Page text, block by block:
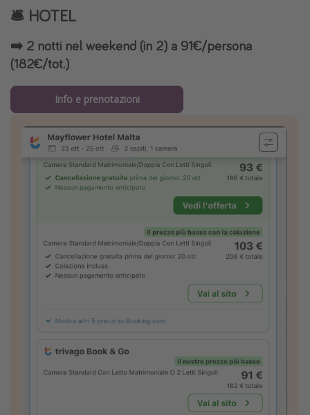
🛎️ HOTEL
➡️ 2 notti nel weekend (in 2) a 91€/persona
(182€/tot.)
Info e prenotazioni